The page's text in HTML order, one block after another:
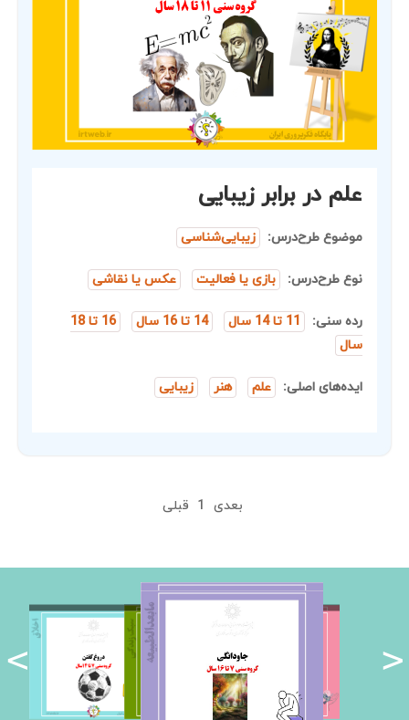
علم در برابر زیبایی
موضوع طرح‌درس: زیبایی‌شناسی
نوع طرح‌درس: بازی یا فعالیت عکس یا نقاشی
رده سنی: 11 تا 14 سال 14 تا 16 سال
16 تا 18
سال
ایده‌های اصلی: علم هنر زیبایی
قبلی 1 بعدی
< >